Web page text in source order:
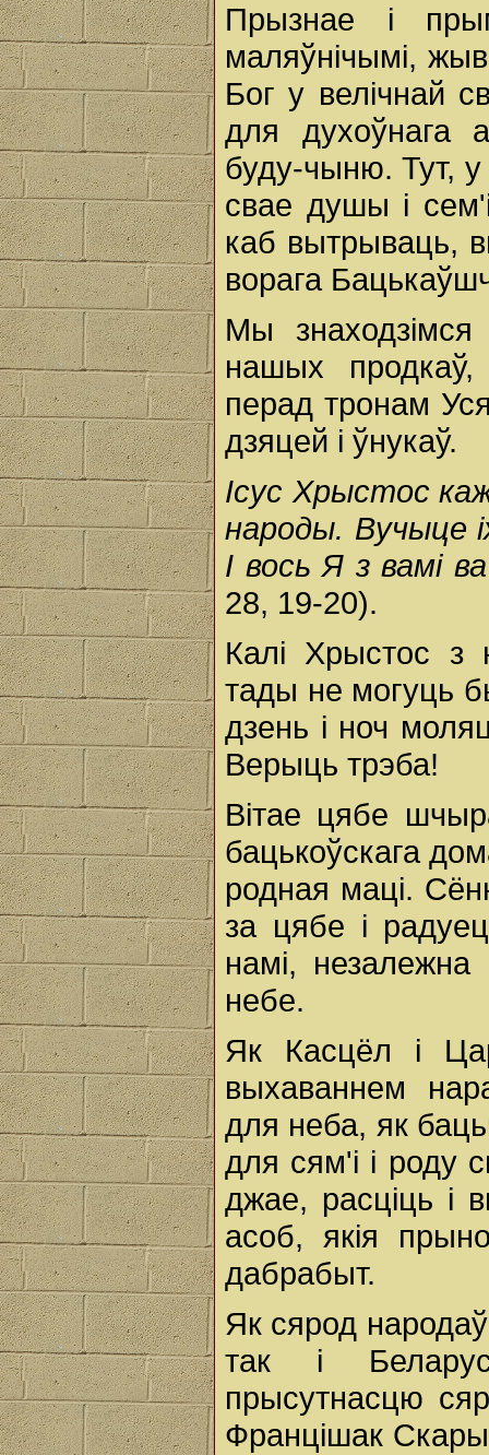
Прызнае і
маляўнічымі,
Бог у велічнай
для духоўнага
буду-чыню. Тут, у
свае душы і
каб вытрываць,
ворага
Мы
нашых продкаў,
перад тронам
дзяцей і ўнукаў.
Ісус Хрыстос
народы. Вучыце
І вось Я з вамі
28, 19-20).
Калі Хрыстос з
тады не могуць
дзень і ноч
Верыць трэба!
Вітае цябе
бацькоўскага
родная маці.
за цябе і
намі,
небе.
Як Касцёл і
выхаваннем
для неба, як
для сям'і і роду
джае, расціць і
асоб, якія
дабрабыт.
Як сярод
так і
прысутнасцю
Францішак